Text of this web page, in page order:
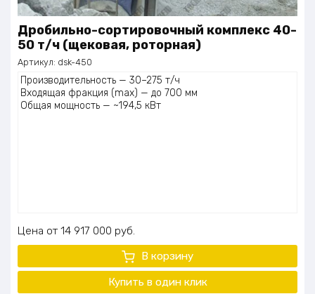
Дробильно-сортировочный комплекс 40-
50 т/ч (щековая, роторная)
Артикул: dsk-450
Производительность — 30–275 т/ч
Входящая фракция (max) — до 700 мм
Общая мощность — ~194,5 кВт
Цена 14 917 000 руб.
В корзину
Купить в один клик